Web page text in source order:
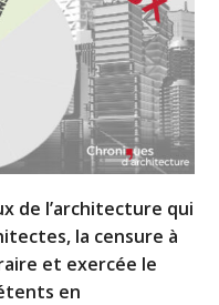
de l’architecture qui
la censure à
et exercée le
en